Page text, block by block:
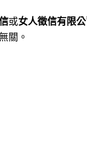
或女人徵信有限公
關。